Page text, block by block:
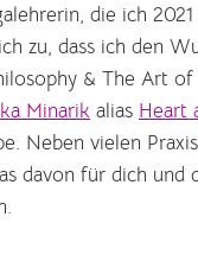
die ich
zu, dass ich den
& The Art of
Minarik alias Heart
Neben vielen
davon für dich und